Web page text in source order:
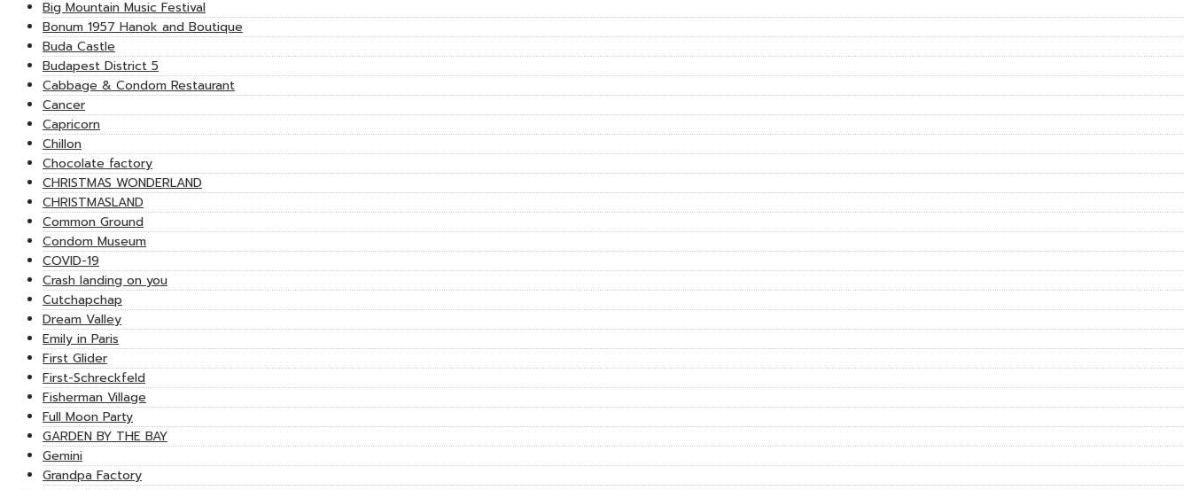
Big Mountain Music Festival
Bonum 1957 Hanok and Boutique
Buda Castle
Budapest District 5
Cabbage & Condom Restaurant
Cancer
Capricorn
Chillon
Chocolate factory
CHRISTMAS WONDERLAND
CHRISTMASLAND
Common Ground
Condom Museum
COVID-19
Crash landing on you
Cutchapchap
Dream Valley
Emily in Paris
First Glider
First-Schreckfeld
Fisherman Village
Full Moon Party
GARDEN BY THE BAY
Gemini
Grandpa Factory